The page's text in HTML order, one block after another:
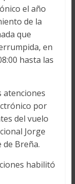
el año
de la
que
en
hasta las
atenciones
por
del vuelo
Jorge
de Breña.
habilitó